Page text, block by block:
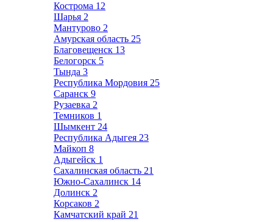
Кострома 12
Шарья 2
Мантурово 2
Амурская область 25
Благовещенск 13
Белогорск 5
Тында 3
Республика Мордовия 25
Саранск 9
Рузаевка 2
Темников 1
Шымкент 24
Республика Адыгея 23
Майкоп 8
Адыгейск 1
Сахалинская область 21
Южно-Сахалинск 14
Долинск 2
Корсаков 2
Камчатский край 21